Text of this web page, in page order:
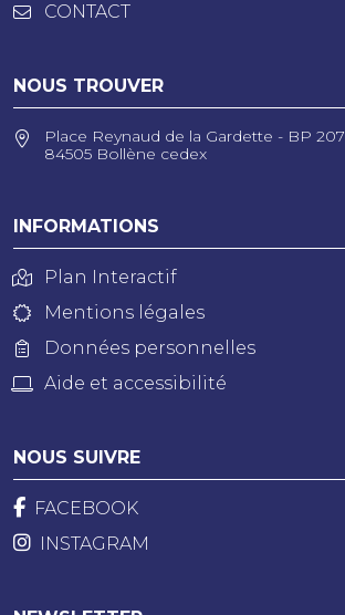
CONTACT
NOUS TROUVER
Place Reynaud de la Gardette - BP 207
84505 Bollène cedex
INFORMATIONS
Plan Interactif
Mentions légales
Données personnelles
Aide et accessibilité
NOUS SUIVRE
FACEBOOK
INSTAGRAM